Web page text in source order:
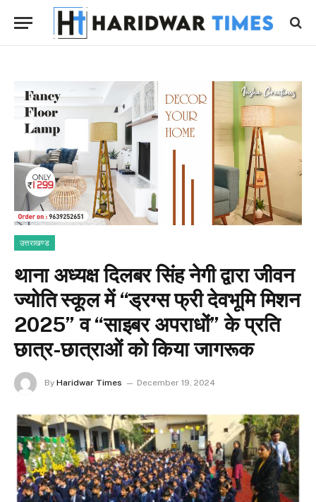
उत्तराखण्ड
थाना अध्यक्ष दिलबर सिंह नेगी द्वारा जीवन
ज्योति स्कूल में “ड्रग्स फ्री देवभूमि मिशन
2025” व “साइबर अपराधों” के प्रति
छात्र-छात्राओं को किया जागरूक
By Haridwar Times December 19, 2024